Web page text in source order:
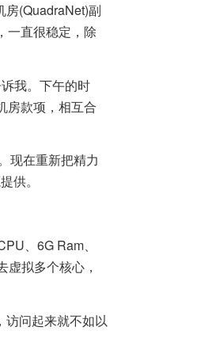
(QuadraNet)副
一直很稳定，除
我。下午的时
房款项，相互合
现在重新把精力
供。
、6G Ram、
拟多个核心，
访问起来就不如以